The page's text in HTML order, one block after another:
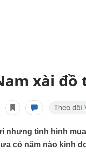
xài
nhưng tình hình
có năm nào kinh